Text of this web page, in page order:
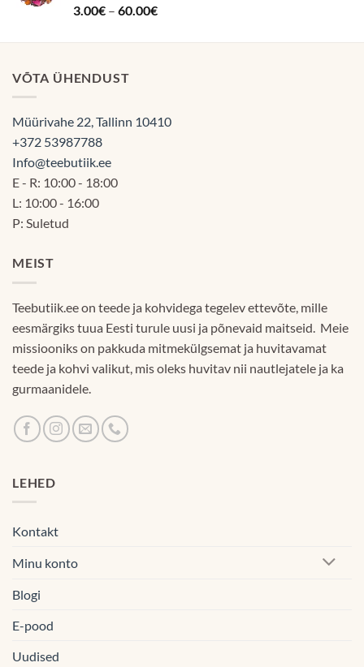
Hinnanguga
3.00€ – 60.00€Hinnavahemik:
kuni
VÕTA ÜHENDUST
Müürivahe 22, Tallinn 10410
+372 53987788
Info@teebutiik.ee
E - R: 10:00 - 18:00
L: 10:00 - 16:00
P: Suletud
MEIST
Teebutiik.ee on teede ja kohvidega tegelev ettevõte, mille
eesmärgiks tuua Eesti turule uusi ja põnevaid maitseid. Meie
missiooniks on pakkuda mitmekülgsemat ja huvitavamat
teede ja kohvi valikut, mis oleks huvitav nii nautlejatele ja ka
gurmaanidele.
LEHED
Kontakt
Minu konto
Blogi
E-pood
Uudised